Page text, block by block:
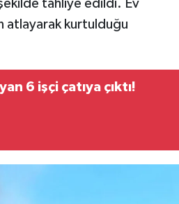
tahliye edildi. Ev
atlayarak kurtulduğu
6 işçi çatıya çıktı!